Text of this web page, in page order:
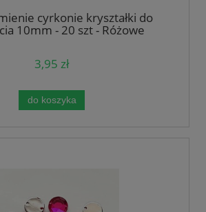
cyrkonie kryształki do
10mm - 20 szt - Różowe
3,95 zł
do koszyka